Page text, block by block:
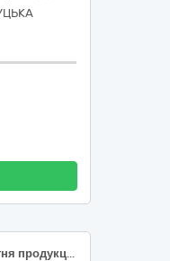
Продукція тваринництва та супутня продукція